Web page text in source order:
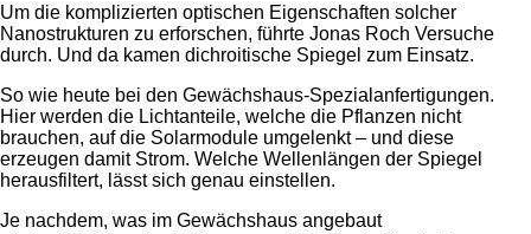
Um die komplizierten optischen Eigenschaften solcher
Nanostrukturen zu erforschen, führte Jonas Roch Versuche
durch. Und da kamen dichroitische Spiegel zum Einsatz.
So wie heute bei den Gewächshaus-Spezialanfertigungen.
Hier werden die Lichtanteile, welche die Pflanzen nicht
brauchen, auf die Solarmodule umgelenkt – und diese
erzeugen damit Strom. Welche Wellenlängen der Spiegel
herausfiltert, lässt sich genau einstellen.
Je nachdem, was im Gewächshaus angebaut